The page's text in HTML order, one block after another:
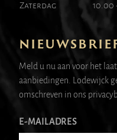
Zaterdag
10.00
Meld u nu aan voor het
aanbiedingen. Lodewijck
omschreven in ons
E-MAILADRES